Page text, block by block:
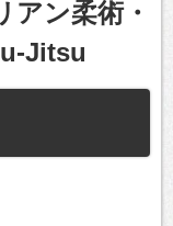
ン柔術・
Jitsu